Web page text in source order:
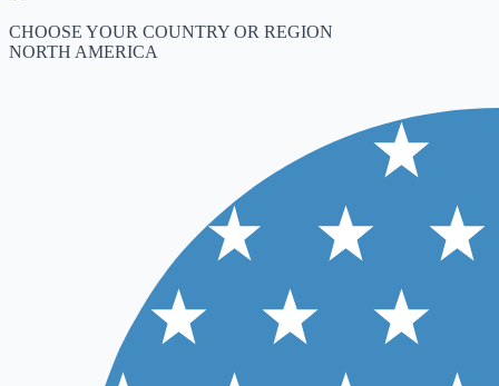
CHOOSE YOUR COUNTRY OR REGION
NORTH AMERICA